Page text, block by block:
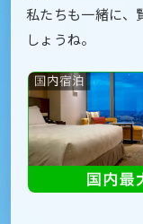
私たちも一緒に、
しょうね。